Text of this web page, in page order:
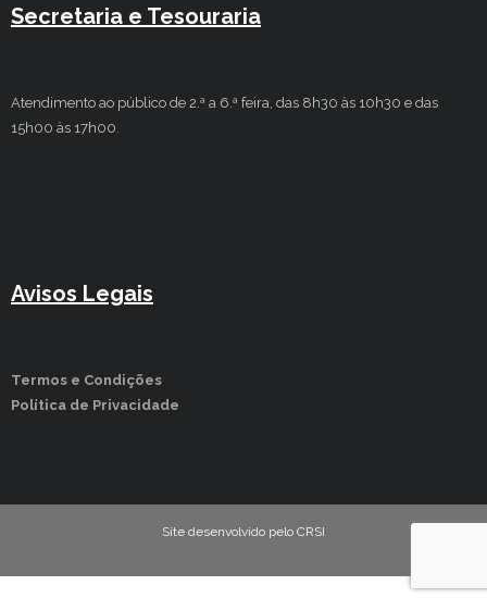
Secretaria e Tesouraria
Atendimento ao público de 2.ª a 6.ª feira, das 8h30 às 10h30 e das
15h00 às 17h00.
Avisos Legais
Termos e Condições
Política de Privacidade
Site desenvolvido pelo CRSI